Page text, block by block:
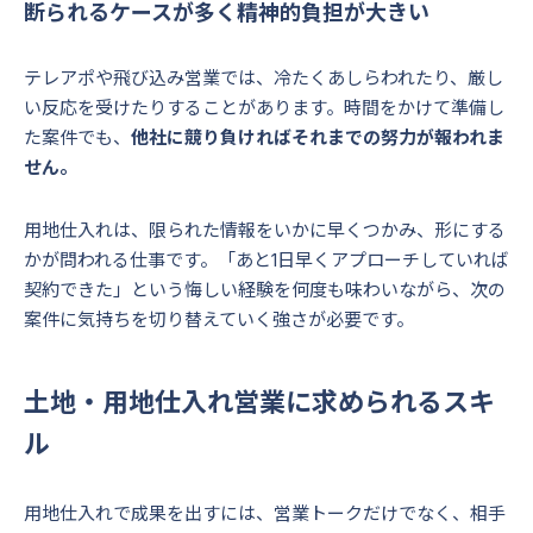
断られるケースが多く精神的負担が大きい
テレアポや飛び込み営業では、冷たくあしらわれたり、厳し
い反応を受けたりすることがあります。時間をかけて準備し
た案件でも、 他社に競り負ければそれまでの努力が報われま
せん。
用地仕入れは、限られた情報をいかに早くつかみ、形にする
かが問われる仕事です。「あと1日早くアプローチしていれば
契約できた」という悔しい経験を何度も味わいながら、次の
案件に気持ちを切り替えていく強さが必要です。
土地・用地仕入れ営業に求められるスキ
ル
用地仕入れで成果を出すには、営業トークだけでなく、相手